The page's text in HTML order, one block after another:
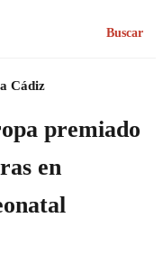
Buscar
Cádiz
premiado
en